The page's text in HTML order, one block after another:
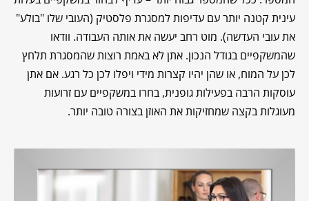
עינית קטנה יותר עם עדיפות למסגרת פלסטיק (העובי שלו "בולע"
את עובי העדשה). מוט רחב יעשה את אותה העבודה. וודאו
שהמשקפיים בגודל הנכון. אתן לא באמת רוצות שהמסגרת תלחץ
לכן על המוח, או שהן יהיו קצרות מידי ויפלו לכן כל רגע. אם אתן
עוסקות הרבה בפעילות גופנית, בחרו במשקפיים עם זרועות
מעוגלות בקצה שמחזיקות את האוזן בצורה טובה יותר.